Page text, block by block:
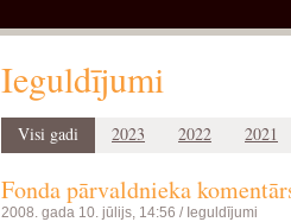
Ieguldījumi
Visi gadi 2023 2022 2021
Fonda pārvaldnieka
2008. gada 10. jūlijs, 14:56 / Ieguldījumi